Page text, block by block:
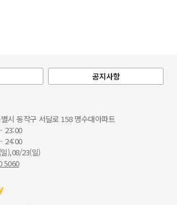
공지사항
시 동작구 서달로 158 명수대아파트
23:00
24:00
),08/23(일)
5060